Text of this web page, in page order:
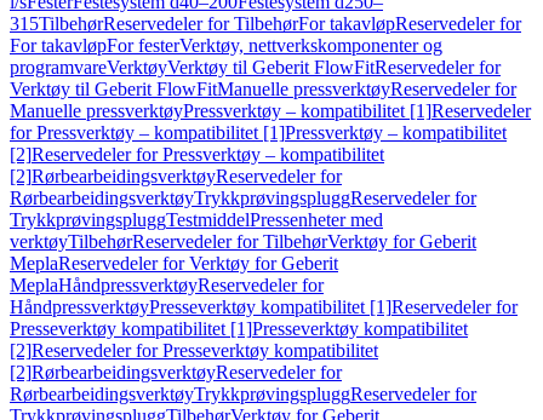
315TilbehørReservedeler for TilbehørFor takavløpReservedeler for
For takavløpFor festerVerktøy, nettverkskomponenter og
programvareVerktøyVerktøy til Geberit FlowFitReservedeler for
Verktøy til Geberit FlowFitManuelle pressverktøyReservedeler for
Manuelle pressverktøyPressverktøy – kompatibilitet [1]Reservedeler
for Pressverktøy – kompatibilitet [1]Pressverktøy – kompatibilitet
[2]Reservedeler for Pressverktøy – kompatibilitet
[2]RørbearbeidingsverktøyReservedeler for
RørbearbeidingsverktøyTrykkprøvingspluggReservedeler for
TrykkprøvingspluggTestmiddelPressenheter med
verktøyTilbehørReservedeler for TilbehørVerktøy for Geberit
MeplaReservedeler for Verktøy for Geberit
MeplaHåndpressverktøyReservedeler for
HåndpressverktøyPresseverktøy kompatibilitet [1]Reservedeler for
Presseverktøy kompatibilitet [1]Presseverktøy kompatibilitet
[2]Reservedeler for Presseverktøy kompatibilitet
[2]RørbearbeidingsverktøyReservedeler for
RørbearbeidingsverktøyTrykkprøvingspluggReservedeler for
TrykkprøvingspluggTilbehørVerktøy for Geberit